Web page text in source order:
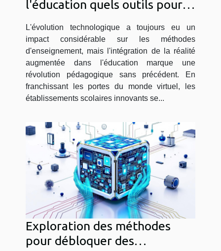
l'éducation quels outils pour
L'évolution technologique a toujours eu un
impact considérable sur les méthodes
d'enseignement, mais l'intégration de la réalité
augmentée dans l'éducation marque une
révolution pédagogique sans précédent. En
franchissant les portes du monde virtuel, les
établissements scolaires innovants se...
Exploration des méthodes
pour débloquer des